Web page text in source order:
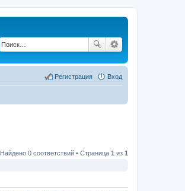
Вход
Регистрация
Найдено 0 соответствий • Страница 1 из 1